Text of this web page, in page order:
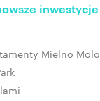
inwestycje
Mielno Molo